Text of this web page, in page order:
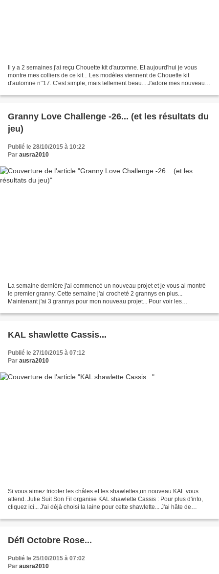
Il y a 2 semaines j'ai reçu Chouette kit d'automne. Et aujourd'hui je vous
montre mes colliers de ce kit... Les modèles viennent de Chouette kit
d'automne n°17. C'est simple, mais tellement beau... J'adore mes nouveaux
Granny Love Challenge -26... (et les résultats du
jeu)
Publié le 28/10/2015 à 10:22
Par ausra2010
La semaine dernière j'ai commencé un nouveau projet et je vous ai montré
le premier granny. Cette semaine j'ai crocheté 2 grannys en plus...
Maintenant j'ai 3 grannys pour mon nouveau projet... Pour voir les
KAL shawlette Cassis...
Publié le 27/10/2015 à 07:12
Par ausra2010
Si vous aimez tricoter les châles et les shawlettes,un nouveau KAL vous
attend. Julie Suit Son Fil organise KAL shawlette Cassis : Pour plus d'info,
cliquez ici... J'ai déjà choisi la laine pour cette shawlette... J'ai hâte de
Défi Octobre Rose...
Publié le 25/10/2015 à 07:02
Par ausra2010